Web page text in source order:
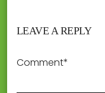
LEAVE A REPLY
Comment*